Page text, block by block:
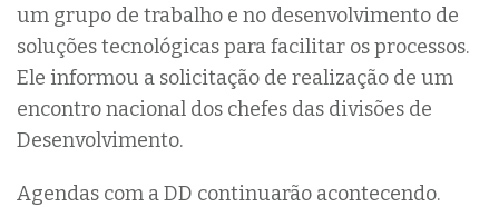
um grupo de trabalho e no desenvolvimento de
soluções tecnológicas para facilitar os processos.
Ele informou a solicitação de realização de um
encontro nacional dos chefes das divisões de
Desenvolvimento.
Agendas com a DD continuarão acontecendo.